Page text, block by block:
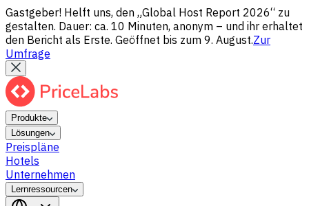
Gastgeber! Helft uns, den „Global Host Report 2026“ zu
gestalten. Dauer: ca. 10 Minuten, anonym – und ihr erhaltet
den Bericht als Erste. Geöffnet bis zum 9. August.Zur
Umfrage
Produkte
Lösungen
Preispläne
Hotels
Unternehmen
Lernressourcen